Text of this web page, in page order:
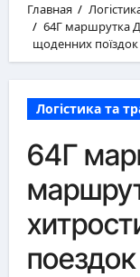
Главная
64Г маршрутка
щоденних поїздок
Логістика та
64Г
поездок